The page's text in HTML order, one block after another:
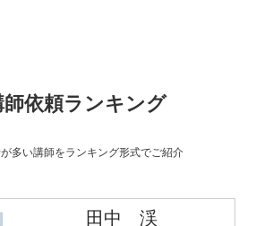
師依頼ランキング
多い講師をランキング形式でご紹介
田中 渓